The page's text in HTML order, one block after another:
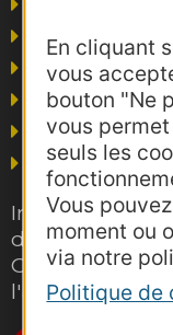
En cliquant
vous
bouton "Ne
vous
seuls les
Vous
moment ou
via notre
Politique de
Presse et
Voyagistes
Business/
Grand
Inscrivez-vous
d'information
Occitanie pour
l'actualité du